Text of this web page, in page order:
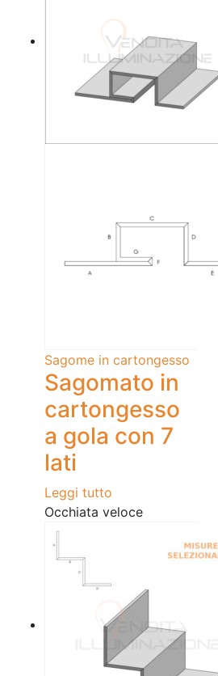
Sagome in cartongesso
Sagomato in
cartongesso
a gola con 7
lati
Leggi tutto
Occhiata veloce